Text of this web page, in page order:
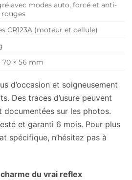
avec modes auto, forcé et anti-
rouges
CR123A (moteur et cellule)
70 × 56 mm
d’occasion et soigneusement
Des traces d’usure peuvent
sur les photos.
et garanti 6 mois. Pour plus
spécifique, n’hésitez pas à
du vrai reflex